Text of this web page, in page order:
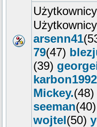
arsenn41
79(47)
(39)
karbon1992
Mickey.(48)
seeman(40)
wojtel(50)